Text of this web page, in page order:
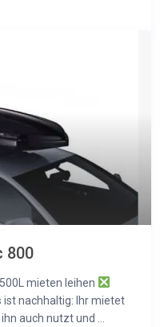
800
mieten leihen
ist nachhaltig: Ihr mietet
auch nutzt und ...